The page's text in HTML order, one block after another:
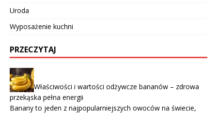
Uroda
Wyposażenie kuchni
PRZECZYTAJ
Właściwości i wartości odżywcze bananów – zdrowa
przekąska pełna energii
Banany to jeden z najpopularniejszych owoców na świecie,